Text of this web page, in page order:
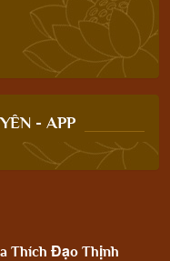
- APP
Thích Đạo Thịnh